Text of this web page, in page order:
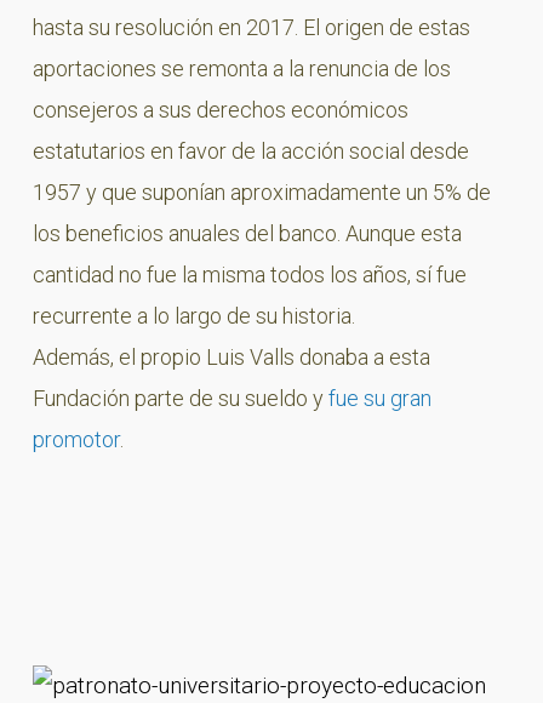
hasta su resolución en 2017. El origen de estas
aportaciones se remonta a la renuncia de los
consejeros a sus derechos económicos
estatutarios en favor de la acción social desde
1957 y que suponían aproximadamente un 5% de
los beneficios anuales del banco. Aunque esta
cantidad no fue la misma todos los años, sí fue
recurrente a lo largo de su historia.
Además, el propio Luis Valls donaba a esta
Fundación parte de su sueldo yfue su gran
promotor.